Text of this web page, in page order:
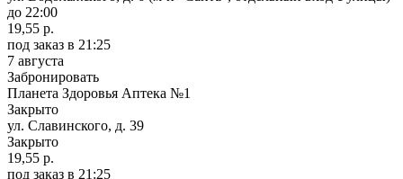
до 22:00
19,55 р.
под заказ в 21:25
7 августа
Забронировать
Планета Здоровья Аптека №1
Закрыто
ул. Славинского, д. 39
Закрыто
19,55 р.
под заказ в 21:25